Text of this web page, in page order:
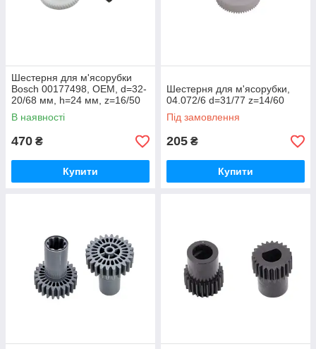
Шестерня для м'ясорубки
Bosch 00177498, OEM, d=32-
20/68 мм, h=24 мм, z=16/50
В наявності
470 ₴
Купити
Шестерня для м'ясорубки,
04.072/6 d=31/77 z=14/60
Під замовлення
205 ₴
Купити